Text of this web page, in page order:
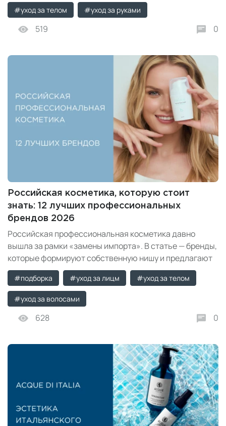
#уход за телом #уход за руками
519 0
Российская косметика, которую стоит
знать: 12 лучших профессиональных
брендов 2026
Российская профессиональная косметика давно
вышла за рамки «замены импорта». В статье — бренды,
которые формируют собственную нишу и предлагают
инновационные решения для ухода за лицом,
волосами и телом. Делимся фаворитами, которые
точно заслуживают вашего внимания.
#подборка #уход за лицм #уход за телом
#уход за волосами
628 0